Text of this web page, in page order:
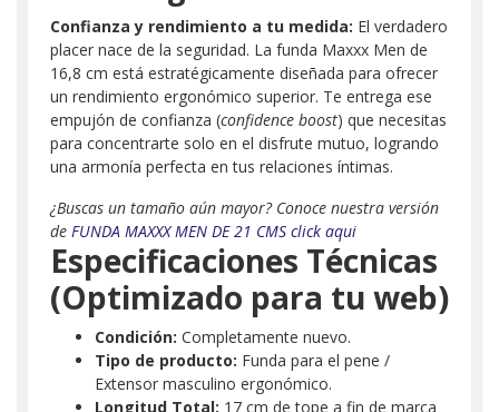
Confianza y rendimiento a tu medida: El verdadero
placer nace de la seguridad. La funda Maxxx Men de
16,8 cm está estratégicamente diseñada para ofrecer
un rendimiento ergonómico superior. Te entrega ese
empujón de confianza (confidence boost) que necesitas
para concentrarte solo en el disfrute mutuo, logrando
una armonía perfecta en tus relaciones íntimas.
¿Buscas un tamaño aún mayor? Conoce nuestra versión
de FUNDA MAXXX MEN DE 21 CMS click aqui
Especificaciones Técnicas
(Optimizado para tu web)
Condición: Completamente nuevo.
Tipo de producto: Funda para el pene /
Extensor masculino ergonómico.
Longitud Total: 17 cm de tope a fin de marca